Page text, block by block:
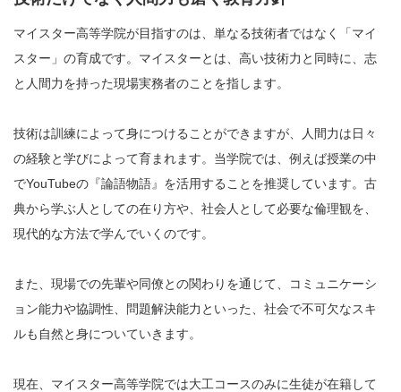
マイスター高等学院が目指すのは、単なる技術者ではなく「マイ
スター」の育成です。マイスターとは、高い技術力と同時に、志
と人間力を持った現場実務者のことを指します。
技術は訓練によって身につけることができますが、人間力は日々
の経験と学びによって育まれます。当学院では、例えば授業の中
でYouTubeの『論語物語』を活用することを推奨しています。古
典から学ぶ人としての在り方や、社会人として必要な倫理観を、
現代的な方法で学んでいくのです。
また、現場での先輩や同僚との関わりを通じて、コミュニケーシ
ョン能力や協調性、問題解決能力といった、社会で不可欠なスキ
ルも自然と身についていきます。
現在、マイスター高等学院では大工コースのみに生徒が在籍して